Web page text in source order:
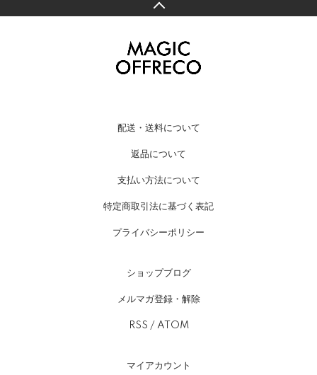
配送・送料について
返品について
支払い方法について
特定商取引法に基づく表記
プライバシーポリシー
ショップブログ
メルマガ登録・解除
RSS / ATOM
マイアカウント